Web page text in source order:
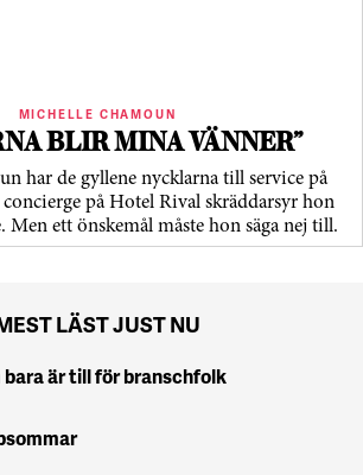
MICHELLE CHAMOUN
BLIR MINA VÄNNER”
har de gyllene nycklarna till service på
på Hotel Rival skräddarsyr hon
Men ett önskemål måste hon säga nej till.
LÄST JUST NU
bara är till för branschfolk